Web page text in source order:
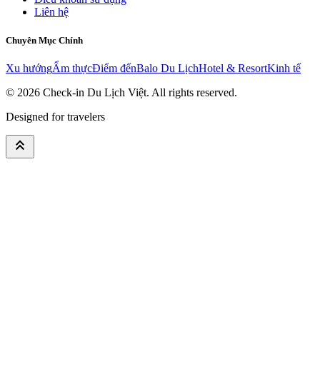
Liên hệ
Chuyên Mục Chính
Xu hướngẨm thựcĐiểm đếnBalo Du LịchHotel & ResortKinh tế
© 2026 Check-in Du Lịch Việt. All rights reserved.
Designed for travelers
keyboard_double_arrow_up